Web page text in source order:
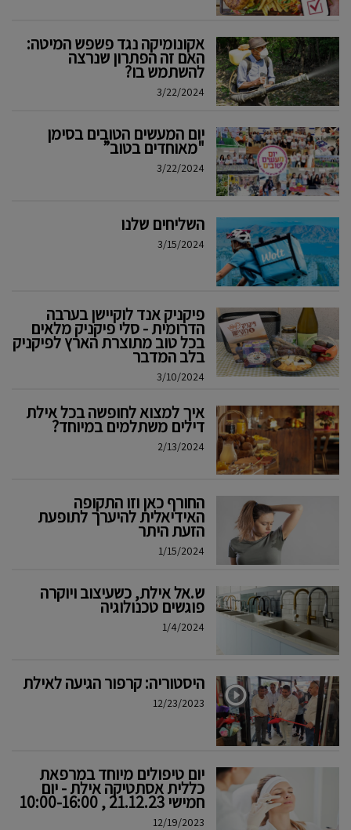
אקונומיקה נגד פשפש המיטה:
האם זה הפתרון שנרצה
להשתמש בו?
3/22/2024
יום המעשים הטובים בסימן
"מאוחדים בטוב”
3/22/2024
השליחים שלנו
3/15/2024
פיקניק אנד לוקיישן בערבה
הדרומית - סלי פיקניק מלאים
בכל טוב מתוצרת הארץ לפיקניק
בלב המדבר
3/10/2024
איך למצוא לחופשה בכל אילת
דילים משתלמים במיוחד?
2/13/2024
החורף כאן וזו התקופה
האידיאלית להיערך לתופעת
הזעת היתר
1/15/2024
ש.אל אילת, כשעיצוב ויוקרה
פוגשים טכנולוגיה
1/4/2024
היסטוריה: קרפור הגיעה לאילת
12/23/2023
יום טיפולים מיוחד במרפאת
כללית אסתטיקה אילת - יום
חמישי 21.12.23 , 10:00-16:00
12/19/2023